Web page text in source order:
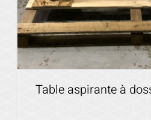
Table aspirante à